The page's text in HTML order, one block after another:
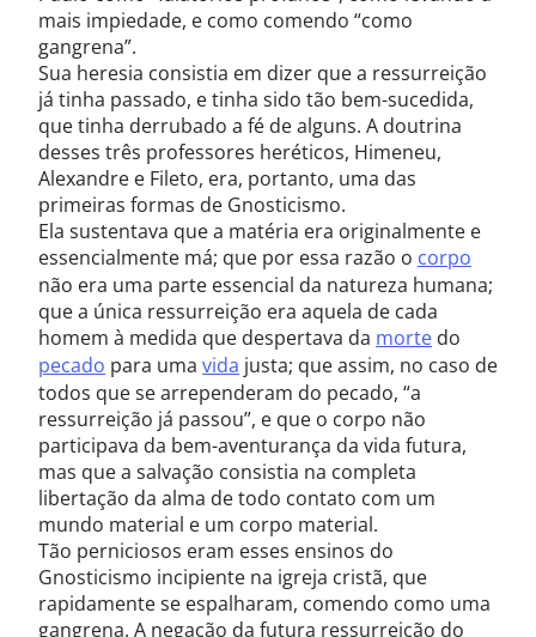
mais impiedade, e como comendo “como
gangrena”.
Sua heresia consistia em dizer que a ressurreição
já tinha passado, e tinha sido tão bem-sucedida,
que tinha derrubado a fé de alguns. A doutrina
desses três professores heréticos, Himeneu,
Alexandre e Fileto, era, portanto, uma das
primeiras formas de Gnosticismo.
Ela sustentava que a matéria era originalmente e
essencialmente má; que por essa razão o corpo
não era uma parte essencial da natureza humana;
que a única ressurreição era aquela de cada
homem à medida que despertava da morte do
pecado para uma vida justa; que assim, no caso de
todos que se arrependeram do pecado, “a
ressurreição já passou”, e que o corpo não
participava da bem-aventurança da vida futura,
mas que a salvação consistia na completa
libertação da alma de todo contato com um
mundo material e um corpo material.
Tão perniciosos eram esses ensinos do
Gnosticismo incipiente na igreja cristã, que
rapidamente se espalharam, comendo como uma
gangrena. A negação da futura ressurreição do